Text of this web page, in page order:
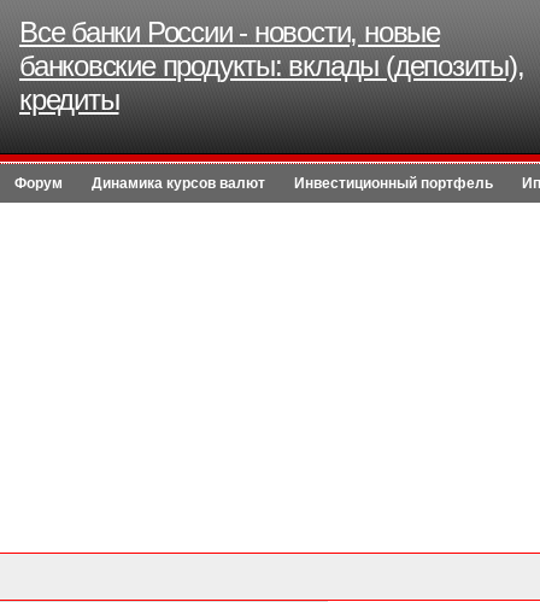
Все банки России - новости, новые
банковские продукты: вклады (депозиты),
кредиты
Форум Динамика курсов валют Инвестиционный портфель